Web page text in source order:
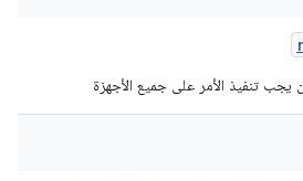
تنفيذ الأمر على جميع الأجهزة